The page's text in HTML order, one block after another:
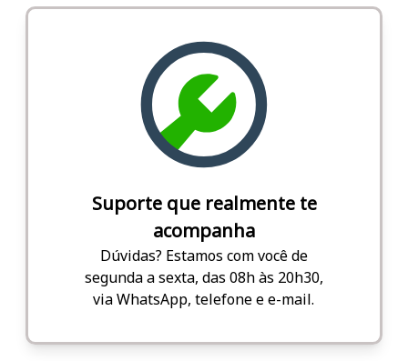
Suporte que realmente te
acompanha
Dúvidas? Estamos com você de
segunda a sexta, das 08h às 20h30,
via WhatsApp, telefone e e-mail.